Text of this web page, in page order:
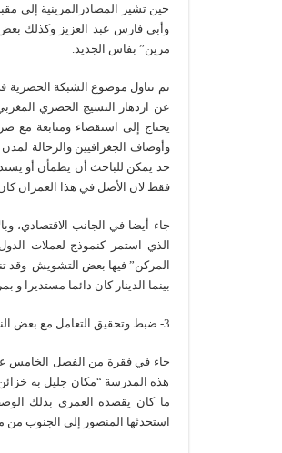
حين تشير المصادرالمرينية إلى
وأبي فارس عبد العزيز وكذلك بعض
مرين” بفاس الجديد.
تم تناول موضوع الشبكة الحضرية
عن ازدهار النسيج الحضري
يحتاج إلى استقصاء ومتابعة مع
وأوصاف الجغرافيين والرحالة
حد يمكن للباحث أن يطمأن أو
فقط لان الأصل في هذا العمران كان
جاء أيضا في الجانب الاقتصادي،
الذي استمر كنموذج لعملات
المركن” فيها بعض التشويش وقد
بينما الدينار كان دائما مستديرا
3- ضبط وتحقيق التعامل مع بعض النصوص
جاء في فقرة من الفصل الخامس
هذه المدرسة “مكان جليل به
ما كان يقصده العمري بذلك
استحدثها المنصور إلى الجنوب من